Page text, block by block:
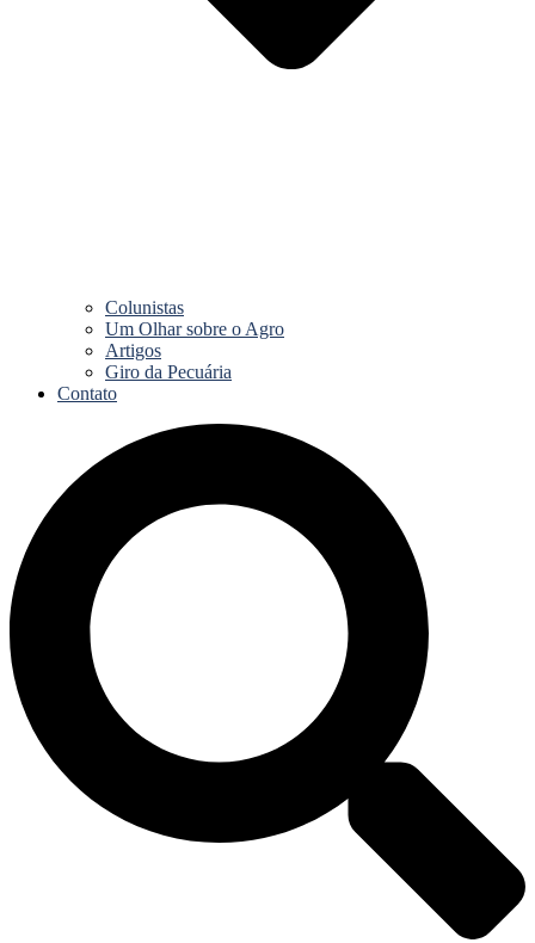
Colunistas
Um Olhar sobre o Agro
Artigos
Giro da Pecuária
Contato